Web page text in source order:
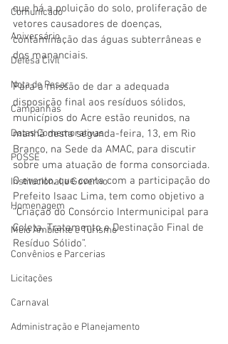
Comunicado
Aniversário
Defesa Civil
Nota de Pesar
Campanhas
Datas Comemorativas
POSSE
Institucional e Governo
Homenagem
Meio Ambiente e Turismo
Convênios e Parcerias
Licitações
Carnaval
Administração e Planejamento
que há a poluição do solo, proliferação de
vetores causadores de doenças,
contaminação das águas subterrâneas e
dos mananciais.
Para a missão de dar a adequada
disposição final aos resíduos sólidos,
municípios do Acre estão reunidos, na
manhã desta segunda-feira, 13, em Rio
Branco, na Sede da AMAC, para discutir
sobre uma atuação de forma consorciada.
O evento, que conta com a participação do
Prefeito Isaac Lima, tem como objetivo a
“Criação do Consórcio Intermunicipal para
Coleta, Tratamento e Destinação Final de
Resíduo Sólido”.